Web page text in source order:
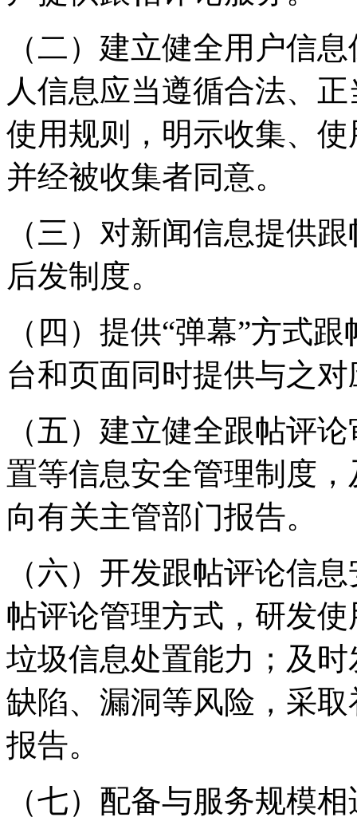
（二）建立健全用户信
人信息应当遵循合法、
使用规则，明示收集、
并经被收集者同意。
（三）对新闻信息提供
后发制度。
（四）提供“弹幕”方式
台和页面同时提供与之
（五）建立健全跟帖评
置等信息安全管理制度
向有关主管部门报告。
（六）开发跟帖评论信
帖评论管理方式，研发
垃圾信息处置能力；及
缺陷、漏洞等风险，采
报告。
（七）配备与服务规模